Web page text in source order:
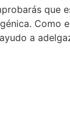
que
Como
a